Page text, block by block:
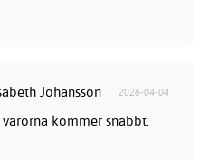
Johansson 2026-04-04
kommer snabbt.